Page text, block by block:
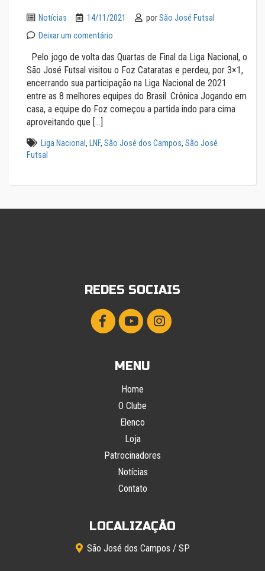
Notícias 14/11/2021 porSão José Futsal
Deixar um comentário
Pelo jogo de volta das Quartas de Final da Liga Nacional, o
São José Futsal visitou o Foz Cataratas e perdeu, por 3×1,
encerrando sua participação na Liga Nacional de 2021
entre as 8 melhores equipes do Brasil. Crônica Jogando em
casa, a equipe do Foz começou a partida indo para cima
aproveitando que […]
Liga Nacional, LNF, São José dos Campos, São José
Futsal
REDES SOCIAIS
MENU
Home
O Clube
Elenco
Loja
Patrocinadores
Notícias
Contato
LOCALIZAÇÃO
São José dos Campos / SP